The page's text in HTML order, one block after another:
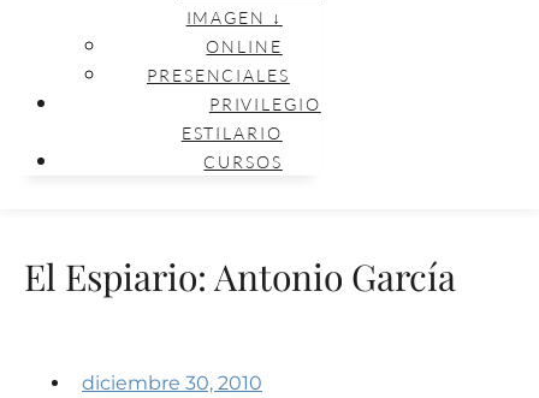
IMAGEN ↓
ONLINE
PRESENCIALES
PRIVILEGIO
ESTILARIO
CURSOS
El Espiario: Antonio García
diciembre 30, 2010